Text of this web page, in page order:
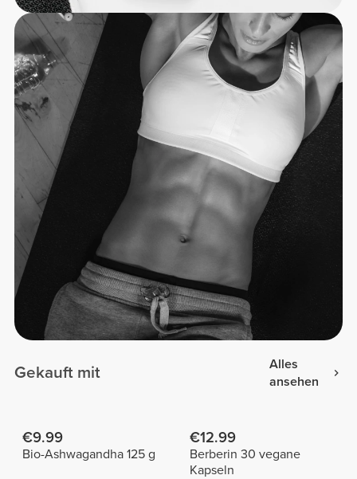
Gekauft mit
Alles
ansehen
€9.99
Bio-Ashwagandha 125 g
€12.99
Berberin 30 vegane
Kapseln